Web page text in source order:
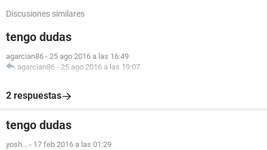
Discusiones similares
tengo dudas
agarcian86 - 25 ago 2016 a las 16:49
agarcian86 - 25 ago 2016 a las 19:07
2 respuestas
tengo dudas
yosh... - 17 feb 2016 a las 01:29